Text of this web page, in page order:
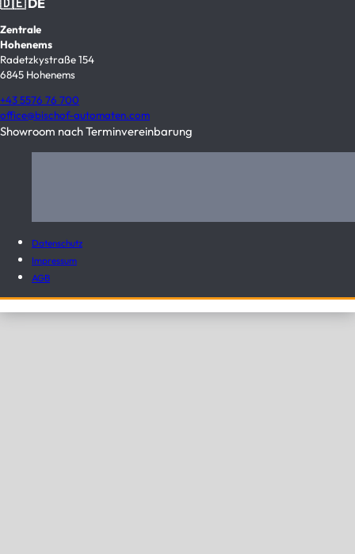
🇩🇪 DE
Zentrale
Hohenems
Radetzkystraße 154
6845 Hohenems
+43 5576 76 700
office@bischof-automaten.com
Showroom nach Terminvereinbarung
Datenschutz
Impressum
AGB